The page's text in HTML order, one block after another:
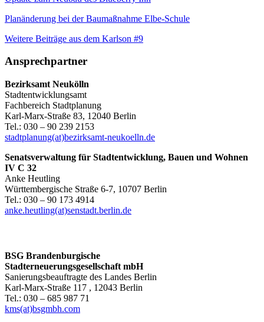
Planänderung bei der Baumaßnahme Elbe-Schule
Weitere Beiträge aus dem Karlson #9
Ansprechpartner
Bezirksamt Neukölln
Stadtentwicklungsamt
Fachbereich Stadtplanung
Karl-Marx-Straße 83, 12040 Berlin
Tel.: 030 – 90 239 2153
stadtplanung(at)bezirksamt-neukoelln.de
Senatsverwaltung für Stadtentwicklung, Bauen und Wohnen
IV C 32
Anke Heutling
Württembergische Straße 6-7, 10707 Berlin
Tel.: 030 – 90 173 4914
anke.heutling(at)senstadt.berlin.de
BSG Brandenburgische
Stadterneuerungsgesellschaft mbH
Sanierungsbeauftragte des Landes Berlin
Karl-Marx-Straße 117 , 12043 Berlin
Tel.: 030 – 685 987 71
kms(at)bsgmbh.com